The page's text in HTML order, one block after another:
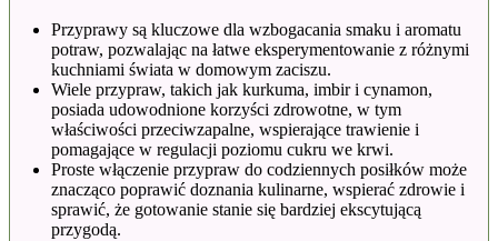
Przyprawy są kluczowe dla wzbogacania smaku i aromatu
potraw, pozwalając na łatwe eksperymentowanie z różnymi
kuchniami świata w domowym zaciszu.
Wiele przypraw, takich jak kurkuma, imbir i cynamon,
posiada udowodnione korzyści zdrowotne, w tym
właściwości przeciwzapalne, wspierające trawienie i
pomagające w regulacji poziomu cukru we krwi.
Proste włączenie przypraw do codziennych posiłków może
znacząco poprawić doznania kulinarne, wspierać zdrowie i
sprawić, że gotowanie stanie się bardziej ekscytującą
przygodą.